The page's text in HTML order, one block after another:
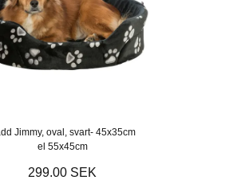
Jimmy, oval, svart- 45x35cm
el 55x45cm
299.00 SEK